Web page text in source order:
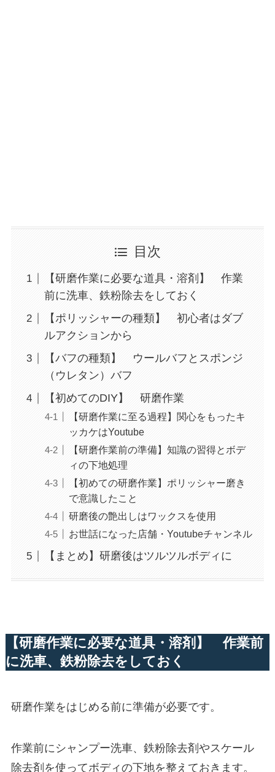
目次
【研磨作業に必要な道具・溶剤】 作業
前に洗車、鉄粉除去をしておく
【ポリッシャーの種類】 初心者はダブ
ルアクションから
【バフの種類】 ウールバフとスポンジ
（ウレタン）バフ
【初めてのDIY】 研磨作業
【研磨作業に至る過程】関心をもったキ
ッカケはYoutube
【研磨作業前の準備】知識の習得とボデ
ィの下地処理
【初めての研磨作業】ポリッシャー磨き
で意識したこと
研磨後の艶出しはワックスを使用
お世話になった店舗・Youtubeチャンネル
【まとめ】研磨後はツルツルボディに
【研磨作業に必要な道具・溶剤】 作業前
に洗車、鉄粉除去をしておく
研磨作業をはじめる前に準備が必要です。
作業前にシャンプー洗車、鉄粉除去剤やスケール
除去剤を使ってボディの下地を整えておきます。